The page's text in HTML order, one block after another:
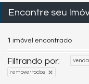
Encontre seu
1 imóvel encontrado
Filtrando por: venda
remover todos